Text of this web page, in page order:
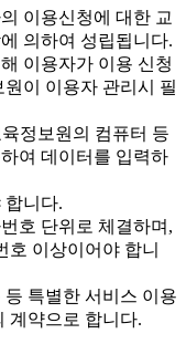
이용신청에 대한 교
의하여 성립됩니다.
이용자가 이용 신청
이 이용자 관리시 필
정보원의 컴퓨터 등
여 데이터를 입력하
합니다.
호 단위로 체결하며,
호 이상이어야 합니
특별한 서비스 이용
계약으로 합니다.